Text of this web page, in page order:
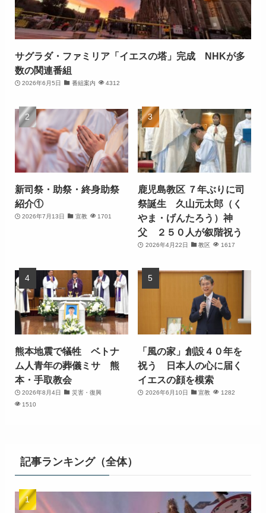
サグラダ・ファミリア「イエスの塔」完成 NHKが多
数の関連番組
2026年6月5日 番組案内 4312
新司祭・助祭・終身助祭
紹介①
2026年7月13日 宣教 1701
鹿児島教区 ７年ぶりに司
祭誕生 久山元太郎（く
やま・げんたろう）神
父 ２５０人が叙階祝う
2026年4月22日 教区 1617
熊本地震で犠牲 ベトナ
ム人青年の葬儀ミサ 熊
本・手取教会
2026年8月4日
災害・復興
1510
「風の家」創設４０年を
祝う 日本人の心に届く
イエスの顔を模索
2026年6月10日 宣教 1282
記事ランキング（全体）